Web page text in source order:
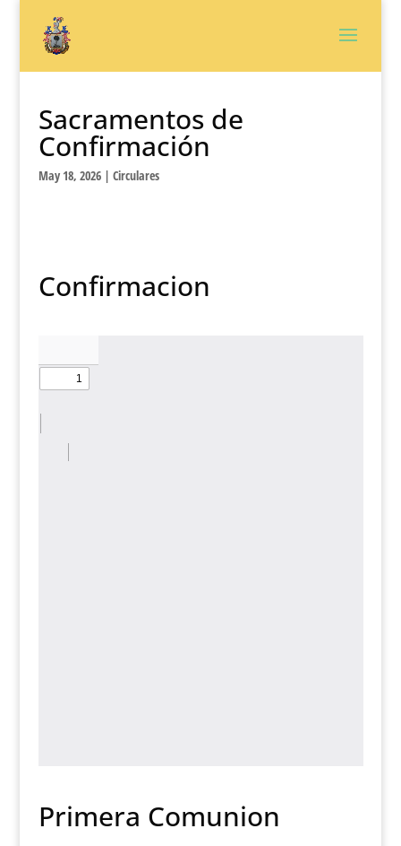
Sacramentos de
Confirmación
May 18, 2026| Circulares
Confirmacion
Primera Comunion